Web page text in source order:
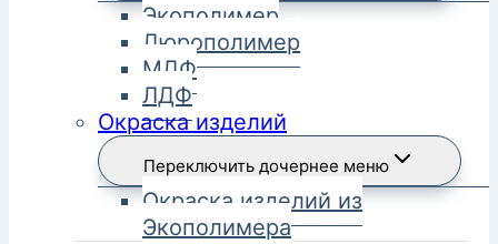
Экополимер
Дюрополимер
МДФ
ЛДФ
Окраска изделий
Переключить дочернее меню
Окраска изделий из
Экополимера